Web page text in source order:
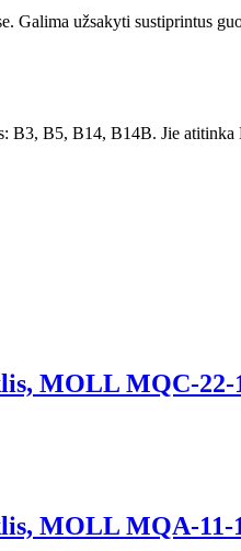
Galima užsakyti sustiprintus
B3, B5, B14, B14B. Jie
MOLL MQC-22-
MOLL MQA-11-